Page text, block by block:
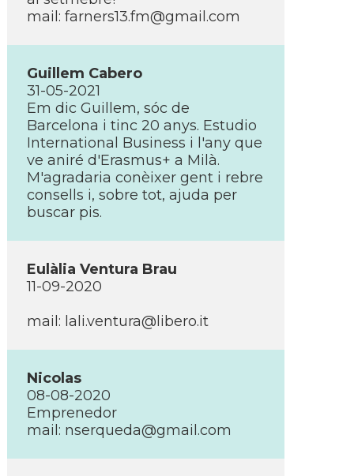
mail: farners13.fm@gmail.com
Guillem Cabero
31-05-2021
Em dic Guillem, sóc de
Barcelona i tinc 20 anys. Estudio
International Business i l'any que
ve aniré d'Erasmus+ a Milà.
M'agradaria conèixer gent i rebre
consells i, sobre tot, ajuda per
buscar pis.
Eulàlia Ventura Brau
11-09-2020
mail: lali.ventura@libero.it
Nicolas
08-08-2020
Emprenedor
mail: nserqueda@gmail.com